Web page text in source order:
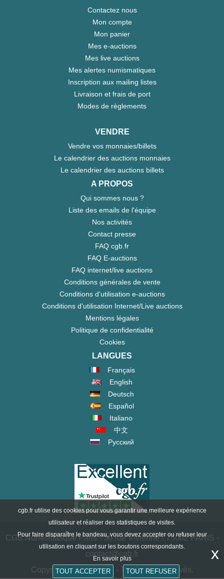
Contactez nous
Mon compte
Mon panier
Mes e-auctions
Mes live auctions
Mes alertes numismatiques
Inscription aux mailing listes
Livraison et frais de port
Modes de règlements
VENDRE
Vendre vos monnaies/billets
Le calendrier des auctions monnaies
Le calendrier des auctions billets
A PROPOS
Qui sommes nous ?
Liste des emails de l'équipe
Nos activités
Contact presse
FAQ cgb.fr
FAQ E-auctions
FAQ internet/live auctions
Conditions générales de vente
Conditions d'utilisation e-auctions
Conditions d'utilisation Internet/Live auctions
Mentions légales
Politique de confidentialité
Cookies
LANGUES
Français
English
Deutsch
Español
Italiano
中文
Русский
CGB Numismatique Paris - 36 rue Vivienne - 75002 PARIS -
contact@cgb.fr
Copyright @1997-2025 - Tous droits réservés.
cgb.fr utilise des cookies pour vous garantir une meilleure expérience
utilisateur et réaliser des statistiques de visites.
Pour faire disparaître le bandeau, vous devez accepter ou refuser leur
utilisation en cliquant sur les boutons correspondants.
En savoir plus
TOUT ACCEPTER TOUT REFUSER
x